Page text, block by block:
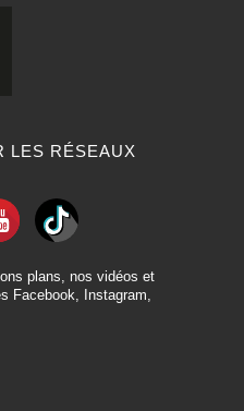
LES RÉSEAUX
plans, nos vidéos et
Facebook, Instagram,